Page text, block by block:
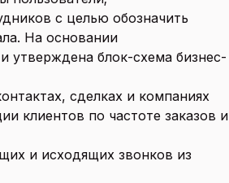
с целью обозначить
На основании
утверждена блок-схема бизнес-
сделках и компаниях
клиентов по частоте заказов и
и исходящих звонков из